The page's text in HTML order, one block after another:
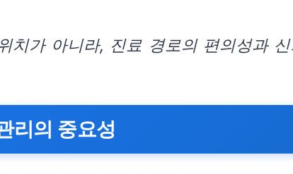
치가 아니라, 진료 경로의 편의성과
리의 중요성